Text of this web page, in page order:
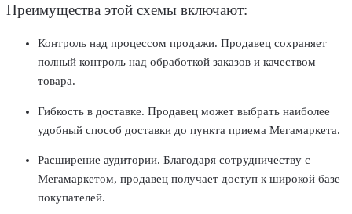
Преимущества этой схемы включают:
Контроль над процессом продажи. Продавец сохраняет
полный контроль над обработкой заказов и качеством
товара.
Гибкость в доставке. Продавец может выбрать наиболее
удобный способ доставки до пункта приема Мегамаркета.
Расширение аудитории. Благодаря сотрудничеству с
Мегамаркетом, продавец получает доступ к широкой базе
покупателей.